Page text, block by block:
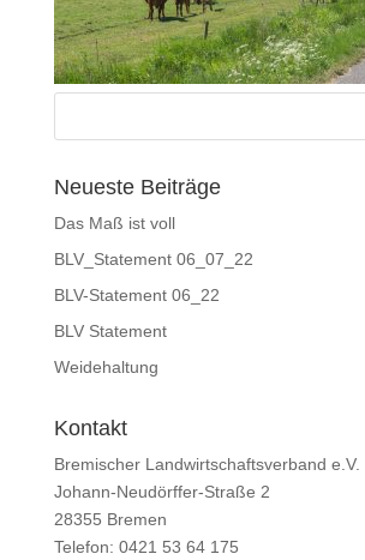
Neueste Beiträge
Das Maß ist voll
BLV_Statement 06_07_22
BLV-Statement 06_22
BLV Statement
Weidehaltung
Kontakt
Bremischer Landwirtschaftsverband e.V.
Johann-Neudörffer-Straße 2
28355 Bremen
Telefon: 0421 53 64 175